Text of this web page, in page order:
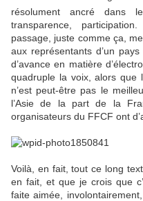
résolument ancré dans
transparence,
passage, juste comme ça,
aux représentants d’un
d’avance en matière
quadruple la voix, alors que
n’est peut-être pas le
l’Asie de la part de la
organisateurs du FFCF ont
Voilà, en fait, tout ce long
en fait, et que je crois que
faite aimée,